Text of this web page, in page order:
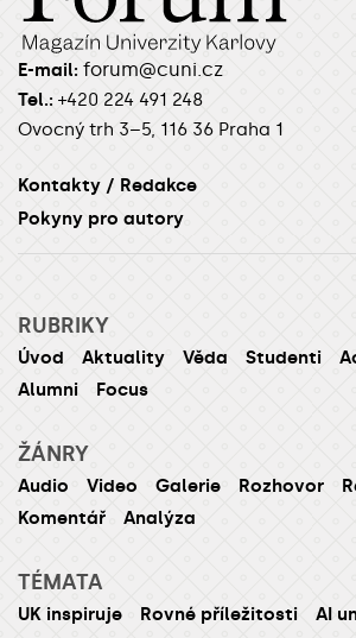
E-mail: forum@cuni.cz
Tel.: +420 224 491 248
Ovocný trh 3–5, 116 36 Praha 1
Kontakty / Redakce
Pokyny pro autory
RUBRIKY
Úvod Aktuality Věda Studenti
Alumni
Focus
ŽÁNRY
Audio Video Galerie Rozhovor
Komentář
Analýza
TÉMATA
UK inspiruje Rovné příležitosti
AI